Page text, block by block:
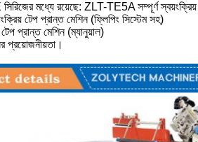
মধ্যে রয়েছে: ZLT-TE5A সম্পূর্ণ স্বয়ংক্রিয়
টেপ প্রান্ত মেশিন (ফ্লিপিং সিস্টেম সহ)
প্রান্ত মেশিন (ম্যানুয়াল)
প্রয়োজনীয়তা।